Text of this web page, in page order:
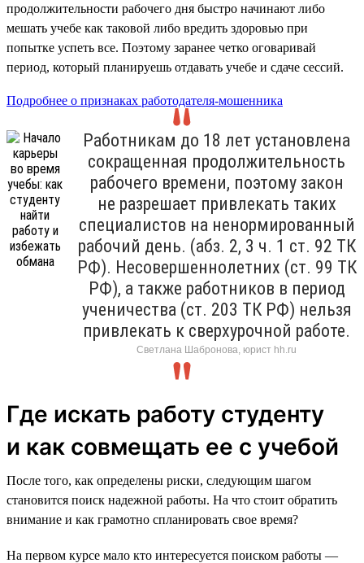
продолжительности рабочего дня быстро начинают либо
мешать учебе как таковой либо вредить здоровью при
попытке успеть все. Поэтому заранее четко оговаривай
период, который планируешь отдавать учебе и сдаче сессий.
Подробнее о признаках работодателя-мошенника
Работникам до 18 лет установлена
сокращенная продолжительность
рабочего времени, поэтому закон
не разрешает привлекать таких
специалистов на ненормированный
рабочий день. (абз. 2, 3 ч. 1 ст. 92 ТК
РФ). Несовершеннолетних (ст. 99 ТК
РФ), а также работников в период
ученичества (ст. 203 ТК РФ) нельзя
привлекать к сверхурочной работе.
Светлана Шабронова, юрист hh.ru
Где искать работу студенту
и как совмещать ее с учебой
После того, как определены риски, следующим шагом
становится поиск надежной работы. На что стоит обратить
внимание и как грамотно спланировать свое время?
На первом курсе мало кто интересуется поиском работы —